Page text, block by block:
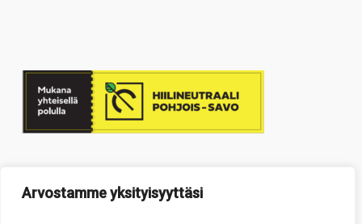
Arvostamme yksityisyyttäsi